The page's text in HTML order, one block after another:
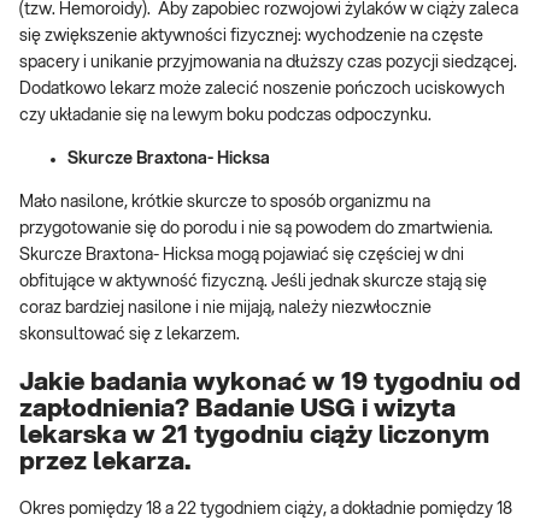
(tzw. Hemoroidy). Aby zapobiec rozwojowi żylaków w ciąży zaleca
się zwiększenie aktywności fizycznej: wychodzenie na częste
spacery i unikanie przyjmowania na dłuższy czas pozycji siedzącej.
Dodatkowo lekarz może zalecić noszenie pończoch uciskowych
czy układanie się na lewym boku podczas odpoczynku.
Skurcze Braxtona- Hicksa
Mało nasilone, krótkie skurcze to sposób organizmu na
przygotowanie się do porodu i nie są powodem do zmartwienia.
Skurcze Braxtona- Hicksa mogą pojawiać się częściej w dni
obfitujące w aktywność fizyczną. Jeśli jednak skurcze stają się
coraz bardziej nasilone i nie mijają, należy niezwłocznie
skonsultować się z lekarzem.
Jakie badania wykonać w 19 tygodniu od
zapłodnienia? Badanie USG i wizyta
lekarska w 21 tygodniu ciąży liczonym
przez lekarza.
Okres pomiędzy 18 a 22 tygodniem ciąży, a dokładnie pomiędzy 18